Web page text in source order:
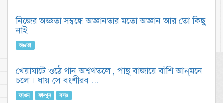
নিজের অজ্ঞতা সম্বন্ধে অজ্ঞানতার মতো অজ্ঞান আর তো কিছু
নাই
অজ্ঞতা
খেয়াঘাটে ওঠে গান অশ্বথতলে , পান্থ বাজায়ে বাঁশি আন্‌মনে
চলে । ধায় সে বংশীরব ...
ফাগুন ফাল্গুন বসন্ত